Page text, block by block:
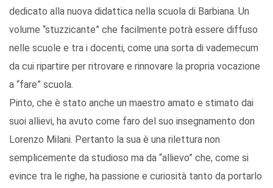
dedicato alla nuova didattica nella scuola di Barbiana. Un
volume “stuzzicante” che facilmente potrà essere diffuso
nelle scuole e tra i docenti, come una sorta di vademecum
da cui ripartire per ritrovare e rinnovare la propria vocazione
a “fare” scuola.
Pinto, che è stato anche un maestro amato e stimato dai
suoi allievi, ha avuto come faro del suo insegnamento don
Lorenzo Milani. Pertanto la sua è una rilettura non
semplicemente da studioso ma da “allievo” che, come si
evince tra le righe, ha passione e curiosità tanto da portarlo